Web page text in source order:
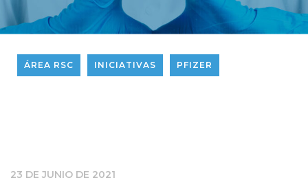
ÁREA RSC INICIATIVAS PFIZER
23 DE JUNIO DE 2021